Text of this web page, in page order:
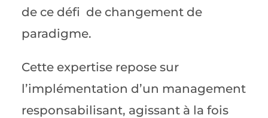
de ce défi de changement de
paradigme.
Cette expertise repose sur
l’implémentation d’un management
responsabilisant, agissant à la fois